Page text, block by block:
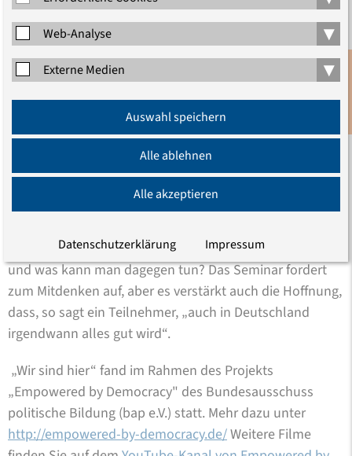
wir viele verschiedene inhaltliche und methodische
Impulse aus der historisch-politischen Bildung, der
Antidiskriminierungsarbeit, der Körperarbeit und vieles
mehr gesetzt. Das Interesse und die eigenen
weiterführenden Ideen für die Arbeit im Projekt haben
unsere Erwartungen weit übertroffen.“
„Wir sind hier“ ist ein Anfang mit Singen, Rollenspielen
und vielen Diskussionen. Was sind Kategorien von
Diskriminierung? Ist die verstärkte Polizeikontrolle
Sicherheitsmaßnahme? Wie entsteht Diskriminierung
und was kann man dagegen tun? Das Seminar fordert
zum Mitdenken auf, aber es verstärkt auch die Hoffnung,
dass, so sagt ein Teilnehmer, „auch in Deutschland
irgendwann alles gut wird“.
„Wir sind hier“ fand im Rahmen des Projekts
„Empowered by Democracy" des Bundesausschuss
politische Bildung (bap e.V.) statt. Mehr dazu unter
http://empowered-by-democracy.de/Weitere Filme
Anmeldung
Web-Analyse ▾
Externe Medien ▾
Auswahl speichern
Alle ablehnen
Alle akzeptieren
Datenschutzerklärung Impressum